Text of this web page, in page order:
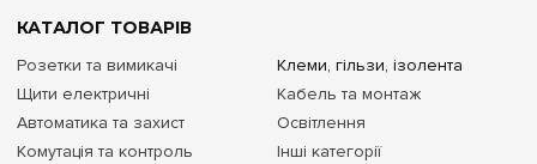
КАТАЛОГ ТОВАРІВ
Розетки та вимикачі
Щити електричні
Автоматика та захист
Комутація та контроль
Клеми, гільзи, ізолента
Кабель та монтаж
Освітлення
Інші категорії